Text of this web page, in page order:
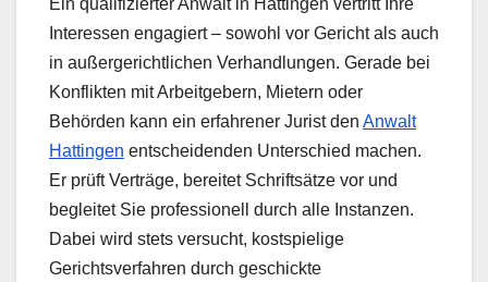
Ein qualifizierter Anwalt in Hattingen vertritt Ihre
Interessen engagiert – sowohl vor Gericht als auch
in außergerichtlichen Verhandlungen. Gerade bei
Konflikten mit Arbeitgebern, Mietern oder
Behörden kann ein erfahrener Jurist den Anwalt
Hattingen entscheidenden Unterschied machen.
Er prüft Verträge, bereitet Schriftsätze vor und
begleitet Sie professionell durch alle Instanzen.
Dabei wird stets versucht, kostspielige
Gerichtsverfahren durch geschickte